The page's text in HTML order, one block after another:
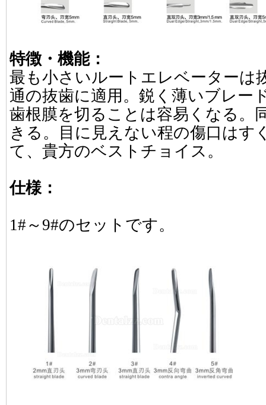
特徴・機能：
最も小さいルートエレベーターは
通の抜歯に適用。鋭く薄いブレー
歯根膜を切ることは容易くなる。
きる。目に見えない程の傷口はす
て、貴方のベストチョイス。
仕様：
1#～9#のセットです。